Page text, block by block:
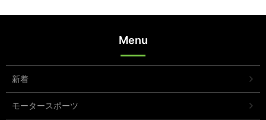
Menu
新着
モータースポーツ